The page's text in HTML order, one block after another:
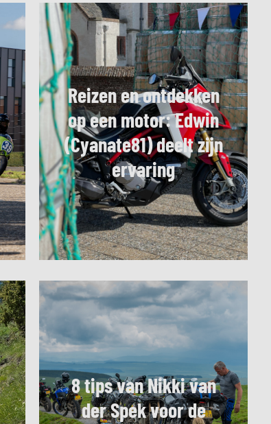
Reizen en ontdekken
op een motor: Edwin
(Cyanate81) deelt zijn
ervaring
8 tips van Nikki van
der Spek voor de